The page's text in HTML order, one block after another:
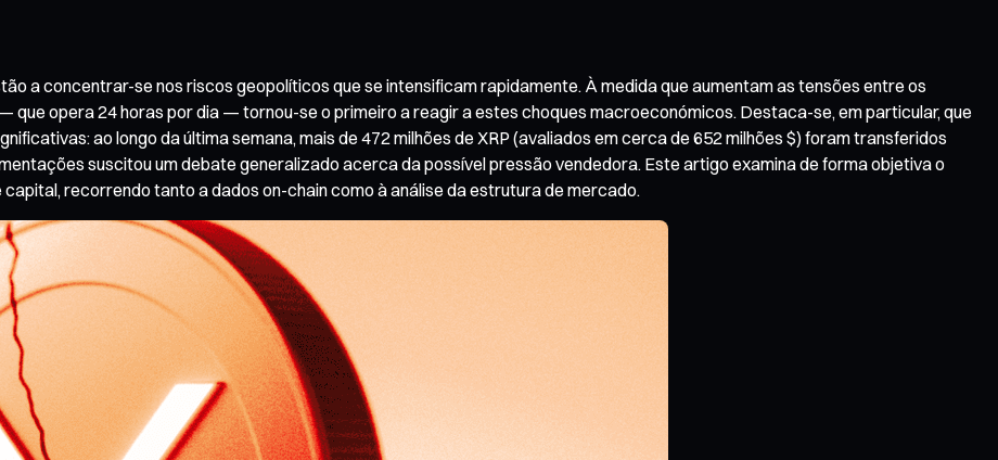
a concentrar-se nos riscos geopolíticos que se intensificam rapidamente. À medida que aumentam as tensões entre os
que opera 24 horas por dia — tornou-se o primeiro a reagir a estes choques macroeconómicos. Destaca-se, em particular, que
ao longo da última semana, mais de 472 milhões de XRP (avaliados em cerca de 652 milhões $) foram transferidos
suscitou um debate generalizado acerca da possível pressão vendedora. Este artigo examina de forma objetiva o
recorrendo tanto a dados on-chain como à análise da estrutura de mercado.